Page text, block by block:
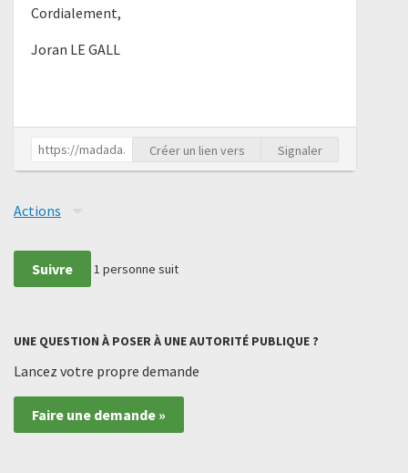
Cordialement,
Joran LE GALL
Créer un lien vers Signaler
Actions
Suivre 1 personne suit
UNE QUESTION À POSER À UNE AUTORITÉ PUBLIQUE ?
Lancez votre propre demande
Faire une demande »